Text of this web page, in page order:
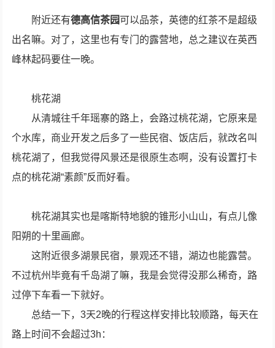
附近还有德高信茶园可以品茶，英德的红茶不是超级
出名嘛。对了，这里也有专门的露营地，总之建议在英西
峰林起码要住一晚。
桃花湖
从清城往千年瑶寨的路上，会路过桃花湖，它原来是
个水库，商业开发之后多了一些民宿、饭店后，就改名叫
桃花湖了，但我觉得风景还是很原生态啊，没有设置打卡
点的桃花湖“素颜”反而好看。
桃花湖其实也是喀斯特地貌的锥形小山山，有点儿像
阳朔的十里画廊。
这附近很多湖景民宿，景观还不错，湖边也能露营。
不过杭州毕竟有千岛湖了嘛，我是会觉得没那么稀奇，路
过停下车看一下就好。
总结一下，3天2晚的行程这样安排比较顺路，每天在
路上时间不会超过3h：